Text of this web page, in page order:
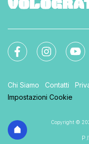
Chi Siamo Contatti
Impostazioni Cookie
Copyright ©